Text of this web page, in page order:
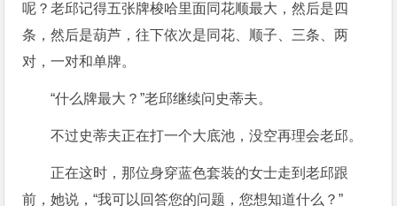
呢？老邱记得五张牌梭哈里面同花顺最大，然后是四
条，然后是葫芦，往下依次是同花、顺子、三条、两
对，一对和单牌。
“什么牌最大？”老邱继续问史蒂夫。
不过史蒂夫正在打一个大底池，没空再理会老邱。
正在这时，那位身穿蓝色套装的女士走到老邱跟
前，她说，“我可以回答您的问题，您想知道什么？”